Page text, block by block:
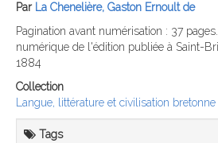
Par La Chenelière, Gaston Ernoult de
Pagination avant numérisation : 37
numérique de l'édition publiée à Saint-
1884
Collection
Langue, littérature et civilisation bretonne
Tags